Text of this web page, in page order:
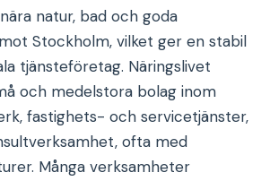
natur, bad och goda
Stockholm, vilket ger en stabil
tjänsteföretag. Näringslivet
och medelstora bolag inom
fastighets- och servicetjänster,
ofta med
Många verksamheter